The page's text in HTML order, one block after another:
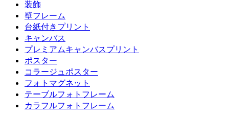
装飾
壁フレーム
台紙付きプリント
キャンバス
プレミアムキャンバスプリント
ポスター
コラージュポスター
フォトマグネット
テーブルフォトフレーム
カラフルフォトフレーム